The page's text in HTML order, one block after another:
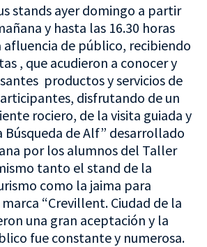
stands ayer domingo a partir
y hasta las 16.30 horas
de público, recibiendo
, que acudieron a conocer y
productos y servicios de
disfrutando de un
rociero, de la visita guiada y
Búsqueda de Alf” desarrollado
por los alumnos del Taller
tanto el stand de la
como la jaima para
“Crevillent. Ciudad de la
una gran aceptación y la
fue constante y numerosa.